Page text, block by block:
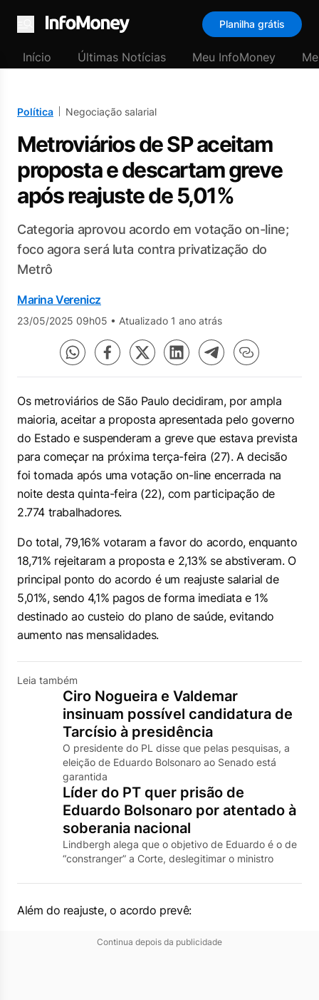
Menu
Planilha grátis
Início Últimas Notícias Meu InfoMoney
Política Negociação salarial
Metroviários de SP aceitam
proposta e descartam greve
após reajuste de 5,01%
Categoria aprovou acordo em votação on-line;
foco agora será luta contra privatização do
Metrô
Marina Verenicz
23/05/2025 09h05 • Atualizado 1 ano atrás
Os metroviários de São Paulo decidiram, por ampla
maioria, aceitar a proposta apresentada pelo governo
do Estado e suspenderam a greve que estava prevista
para começar na próxima terça-feira (27). A decisão
foi tomada após uma votação on-line encerrada na
noite desta quinta-feira (22), com participação de
2.774 trabalhadores.
Do total, 79,16% votaram a favor do acordo, enquanto
18,71% rejeitaram a proposta e 2,13% se abstiveram. O
principal ponto do acordo é um reajuste salarial de
5,01%, sendo 4,1% pagos de forma imediata e 1%
destinado ao custeio do plano de saúde, evitando
aumento nas mensalidades.
Leia também
Ciro Nogueira e Valdemar
insinuam possível candidatura de
Tarcísio à presidência
O presidente do PL disse que pelas pesquisas, a
eleição de Eduardo Bolsonaro ao Senado está
garantida
Líder do PT quer prisão de
Eduardo Bolsonaro por atentado à
soberania nacional
Lindbergh alega que o objetivo de Eduardo é o de
“constranger” a Corte, deslegitimar o ministro
Além do reajuste, o acordo prevê:
Continua depois da publicidade